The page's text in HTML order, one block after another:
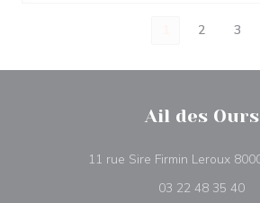
2 3
Ail des Ours
11 rue Sire Firmin Leroux
03 22 48 35 40